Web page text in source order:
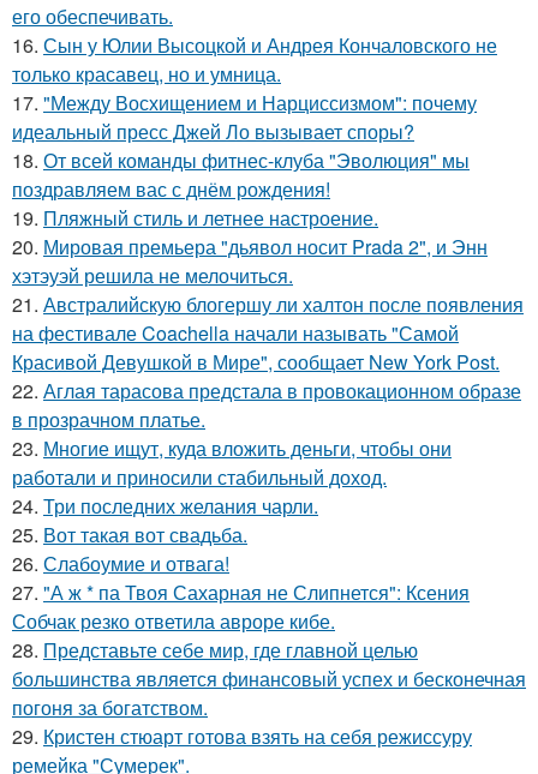
его обеспечивать.
16. Сын у Юлии Высоцкой и Андрея Кончаловского не
только красавец, но и умница.
17. "Между Восхищением и Нарциссизмом": почему
идеальный пресс Джей Ло вызывает споры?
18. От всей команды фитнес-клуба "Эволюция" мы
поздравляем вас с днём рождения!
19. Пляжный стиль и летнее настроение.
20. Мировая премьера "дьявол носит Prada 2", и Энн
хэтэуэй решила не мелочиться.
21. Австралийскую блогершу ли халтон после появления
на фестивале Coachella начали называть "Самой
Красивой Девушкой в Мире", сообщает New York Post.
22. Аглая тарасова предстала в провокационном образе
в прозрачном платье.
23. Многие ищут, куда вложить деньги, чтобы они
работали и приносили стабильный доход.
24. Три последних желания чарли.
25. Вот такая вот свадьба.
26. Слабоумие и отвага!
27. "А ж * па Твоя Сахарная не Слипнется": Ксения
Собчак резко ответила авроре кибе.
28. Представьте себе мир, где главной целью
большинства является финансовый успех и бесконечная
погоня за богатством.
29. Кристен стюарт готова взять на себя режиссуру
ремейка "Сумерек".